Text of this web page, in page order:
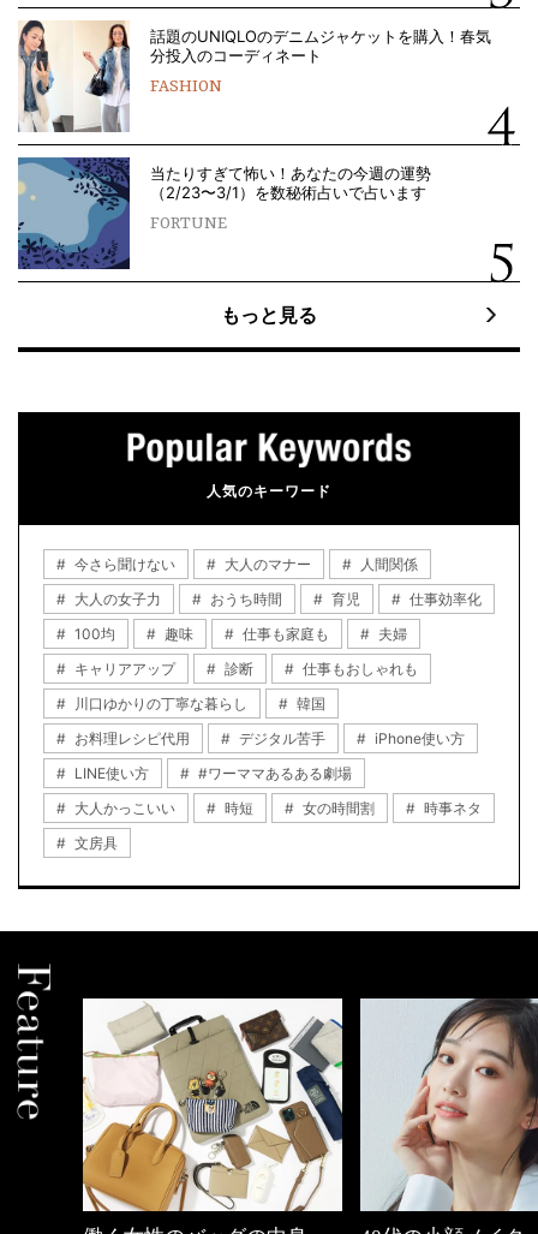
話題のUNIQLOのデニムジャケットを購入！春気
分投入のコーディネート
FASHION
当たりすぎて怖い！あなたの今週の運勢
（2/23〜3/1）を数秘術占いで占います
FORTUNE
もっと見る
人気のキーワード
今さら聞けない 大人のマナー
人間関係
大人の女子力
おうち時間 育児
仕事効率化
100均
趣味 仕事も家庭も
夫婦
キャリアアップ
診断
仕事もおしゃれも
川口ゆかりの丁寧な暮らし
韓国
お料理レシピ代用
デジタル苦手
iPhone使い方
LINE使い方
#ワーママあるある劇場
大人かっこいい
時短 女の時間割
時事ネタ
文房具